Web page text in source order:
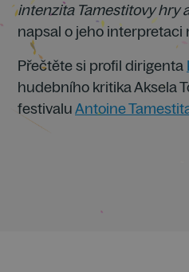
intenzita Tamestitovy hry
napsal o jeho interpretaci
Přečtěte si profil dirigenta
hudebního kritika Aksela
festivaluAntoine